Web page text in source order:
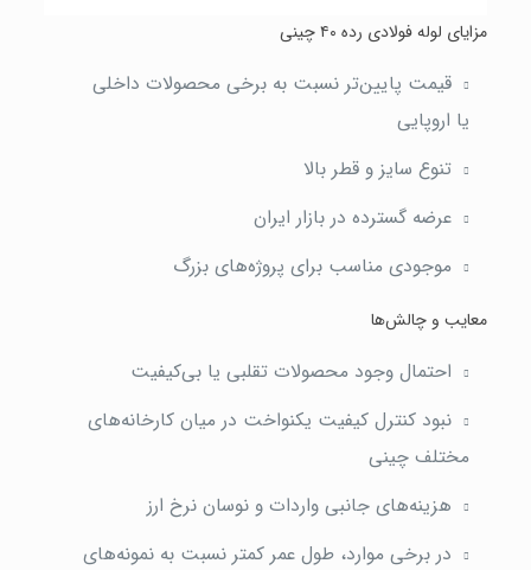
مزایای لوله فولادی رده ۴۰ چینی
قیمت پایین‌تر نسبت به برخی محصولات داخلی
یا اروپایی
تنوع سایز و قطر بالا
عرضه گسترده در بازار ایران
موجودی مناسب برای پروژه‌های بزرگ
معایب و چالش‌ها
احتمال وجود محصولات تقلبی یا بی‌کیفیت
نبود کنترل کیفیت یکنواخت در میان کارخانه‌های
مختلف چینی
هزینه‌های جانبی واردات و نوسان نرخ ارز
در برخی موارد، طول عمر کمتر نسبت به نمونه‌های